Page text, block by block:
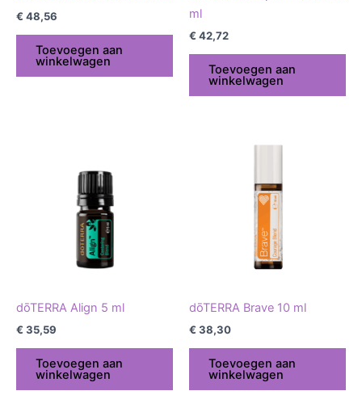
€ 48,56
Toevoegen aan
winkelwagen
ml
€ 42,72
Toevoegen aan
winkelwagen
dōTERRA Align 5 ml
€ 35,59
Toevoegen aan
winkelwagen
dōTERRA Brave 10 ml
€ 38,30
Toevoegen aan
winkelwagen